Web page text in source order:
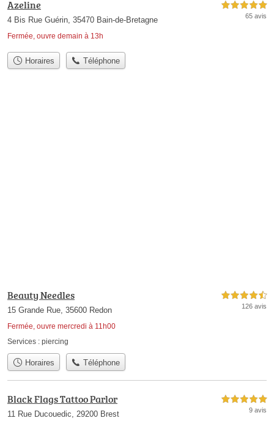
Azeline
4 Bis Rue Guérin, 35470 Bain-de-Bretagne
Fermée, ouvre demain à 13h
5,0 étoiles sur 5
65 avis
Horaires Téléphone
Beauty Needles
15 Grande Rue, 35600 Redon
Fermée, ouvre mercredi à 11h00
4,5 étoiles sur 5
126 avis
Services : piercing
Horaires Téléphone
Black Flags Tattoo Parlor
11 Rue Ducouedic, 29200 Brest
5,0 étoiles sur 5
9 avis